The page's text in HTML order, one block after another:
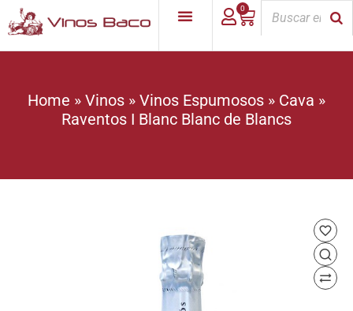
0
Home » Vinos » Vinos Espumosos » Cava »
Raventos I Blanc Blanc de Blancs